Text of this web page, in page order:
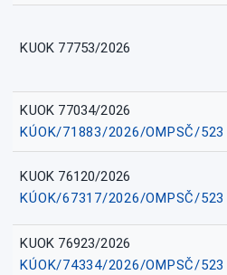
KUOK 77753/2026
KUOK 77034/2026
KÚOK/71883/2026/OMPSČ/523
KUOK 76120/2026
KÚOK/67317/2026/OMPSČ/523
KUOK 76923/2026
KÚOK/74334/2026/OMPSČ/523